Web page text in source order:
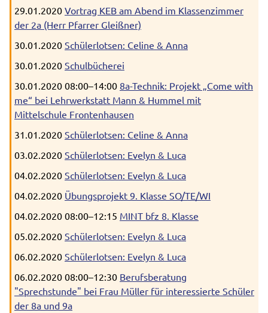
29.01.2020 Vortrag KEB am Abend im Klassenzimmer
der 2a (Herr Pfarrer Gleißner)
30.01.2020 Schülerlotsen: Celine & Anna
30.01.2020 Schulbücherei
30.01.2020 08:00–14:00 8a-Technik: Projekt „Come with
me“ bei Lehrwerkstatt Mann & Hummel mit
Mittelschule Frontenhausen
31.01.2020 Schülerlotsen: Celine & Anna
03.02.2020 Schülerlotsen: Evelyn & Luca
04.02.2020 Schülerlotsen: Evelyn & Luca
04.02.2020 Übungsprojekt 9. Klasse SO/TE/WI
04.02.2020 08:00–12:15 MINT bfz 8. Klasse
05.02.2020 Schülerlotsen: Evelyn & Luca
06.02.2020 Schülerlotsen: Evelyn & Luca
06.02.2020 08:00–12:30 Berufsberatung
"Sprechstunde" bei Frau Müller für interessierte Schüler
der 8a und 9a